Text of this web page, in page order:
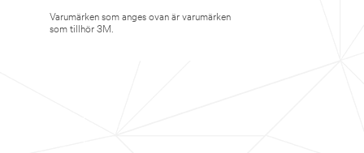
Varumärken som anges ovan är varumärken
som tillhör 3M.